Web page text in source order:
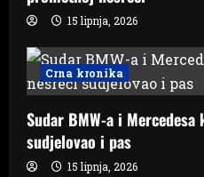
t
i
o
n
15 lipnja, 2026
Crna kronika
Sudar BMW-a i
sudjelovao i pas
15 lipnja, 2026